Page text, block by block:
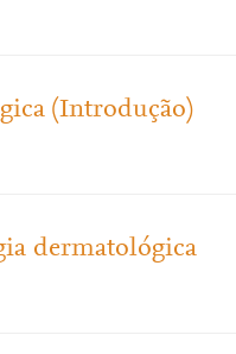
(Introdução)
dermatológica